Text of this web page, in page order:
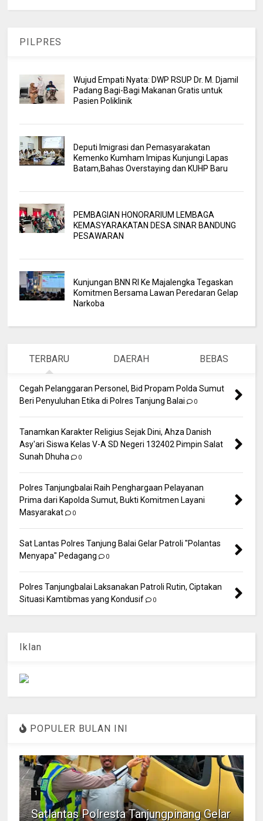
PILPRES
Wujud Empati Nyata: DWP RSUP Dr. M. Djamil
Padang Bagi-Bagi Makanan Gratis untuk
Pasien Poliklinik
Deputi Imigrasi dan Pemasyarakatan
Kemenko Kumham Imipas Kunjungi Lapas
Batam,Bahas Overstaying dan KUHP Baru
PEMBAGIAN HONORARIUM LEMBAGA
KEMASYARAKATAN DESA SINAR BANDUNG
PESAWARAN
Kunjungan BNN RI Ke Majalengka Tegaskan
Komitmen Bersama Lawan Peredaran Gelap
Narkoba
TERBARU DAERAH BEBAS
Cegah Pelanggaran Personel, Bid Propam Polda Sumut
Beri Penyuluhan Etika di Polres Tanjung Balai
0
Tanamkan Karakter Religius Sejak Dini, Ahza Danish
Asy'ari Siswa Kelas V-A SD Negeri 132402 Pimpin Salat
Sunah Dhuha
0
Polres Tanjungbalai Raih Penghargaan Pelayanan
Prima dari Kapolda Sumut, Bukti Komitmen Layani
Masyarakat
0
Sat Lantas Polres Tanjung Balai Gelar Patroli "Polantas
Menyapa" Pedagang
0
Polres Tanjungbalai Laksanakan Patroli Rutin, Ciptakan
Situasi Kamtibmas yang Kondusif
0
Iklan
POPULER BULAN INI
1
Satlantas Polresta Tanjungpinang Gelar